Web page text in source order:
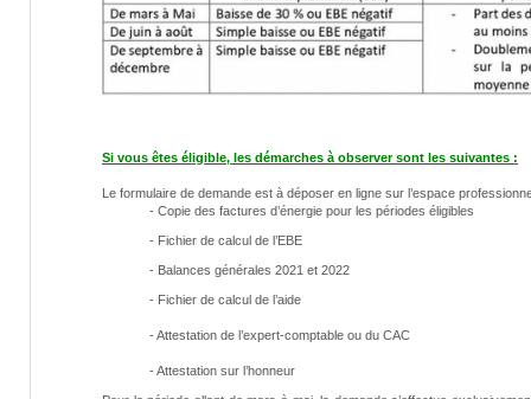
Si vous êtes éligible, les démarches à observer sont les suivantes :
Le formulaire de demande est à déposer en ligne sur l’espace
- Copie des factures d’énergie pour les périodes éligibles
- Fichier de calcul de l’EBE
- Balances générales 2021 et 2022
- Fichier de calcul de l’aide
- Attestation de l’expert-comptable ou du CAC
- Attestation sur l’honneur